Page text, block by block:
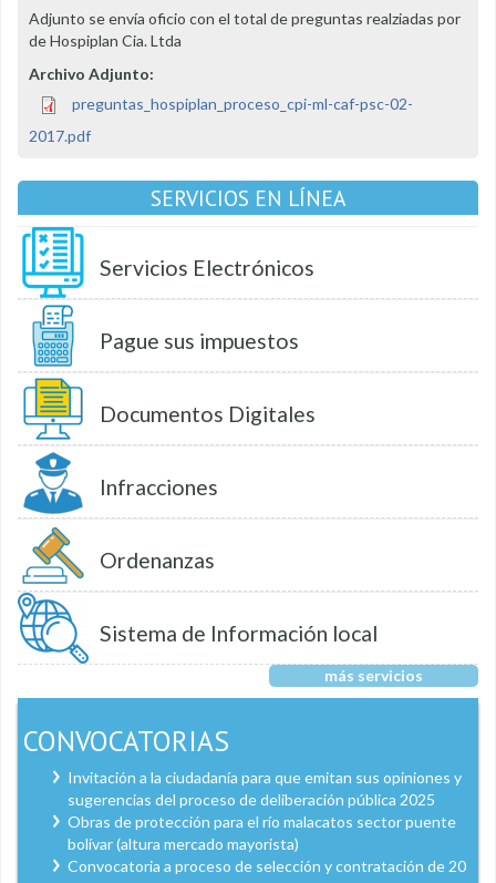
Adjunto se envía oficio con el total de preguntas realziadas por
de Hospiplan Cia. Ltda
Archivo Adjunto:
preguntas_hospiplan_proceso_cpi-ml-caf-psc-02-
2017.pdf
SERVICIOS EN LÍNEA
Servicios Electrónicos
Pague sus impuestos
Documentos Digitales
Infracciones
Ordenanzas
Sistema de Información local
más servicios
CONVOCATORIAS
Invitación a la ciudadanía para que emitan sus opiniones y
sugerencias del proceso de deliberación pública 2025
Obras de protección para el río malacatos sector puente
bolívar (altura mercado mayorista)
Convocatoria a proceso de selección y contratación de 20